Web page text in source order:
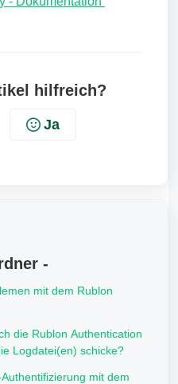
hilfreich?
Ja
-
mit dem Rublon
die Rublon Authentication
Logdatei(en) schicke?
mit dem